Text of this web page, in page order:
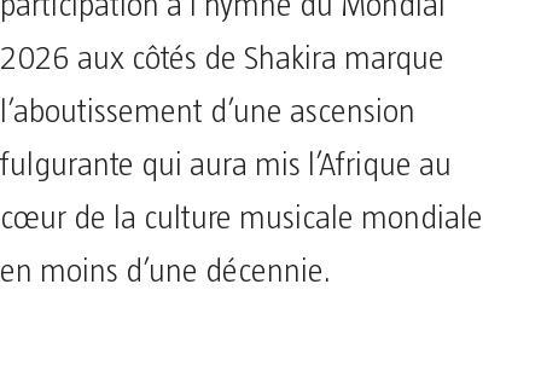
2026 aux côtés de Shakira marque
l’aboutissement d’une ascension
fulgurante qui aura mis l’Afrique au
cœur de la culture musicale mondiale
en moins d’une décennie.